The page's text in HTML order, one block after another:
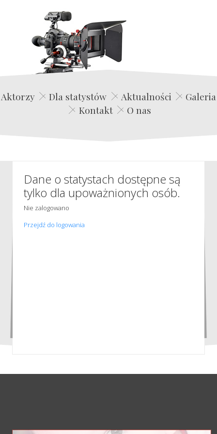
Edwin Film Agencja Aktorska
Aktorzy Dla statystów Aktualności
Galeria
Kontakt
O nas
Dane o statystach dostępne są
tylko dla upoważnionych osób.
Nie zalogowano
Przejdź do logowania